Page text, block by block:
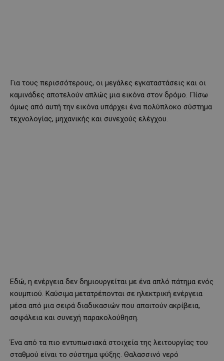
Για τους περισσότερους, οι μεγάλες εγκαταστάσεις και οι
καμινάδες αποτελούν απλώς μια εικόνα στον δρόμο. Πίσω
όμως από αυτή την εικόνα υπάρχει ένα πολύπλοκο σύστημα
τεχνολογίας, μηχανικής και συνεχούς ελέγχου.
Εδώ, η ενέργεια δεν δημιουργείται με ένα απλό πάτημα ενός
κουμπιού. Καύσιμα μετατρέπονται σε ηλεκτρική ενέργεια
μέσα από μια σειρά διαδικασιών που απαιτούν ακρίβεια,
ασφάλεια και συνεχή παρακολούθηση.
Ένα από τα πιο εντυπωσιακά στοιχεία της λειτουργίας του
σταθμού είναι το σύστημα ψύξης. Θαλασσινό νερό